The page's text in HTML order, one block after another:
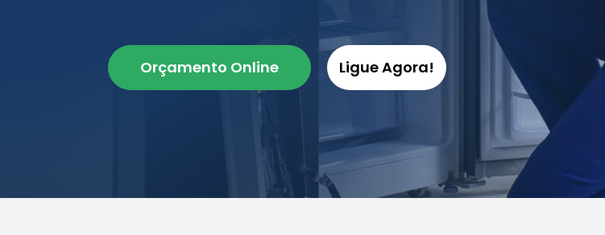
Orçamento Online Ligue Agora!